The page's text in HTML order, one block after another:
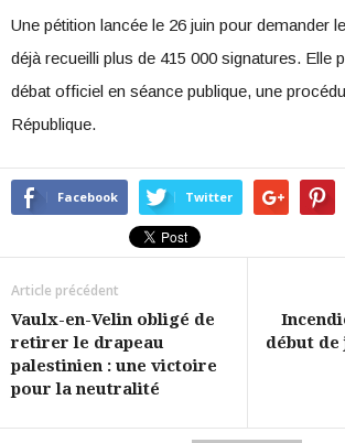
Une pétition lancée le 26 juin pour demander
déjà recueilli plus de 415 000 signatures. Elle
débat officiel en séance publique, une
République.
Facebook Twitter
Article précédent
Vaulx-en-Velin obligé de
retirer le drapeau
palestinien : une victoire
pour la neutralité
début